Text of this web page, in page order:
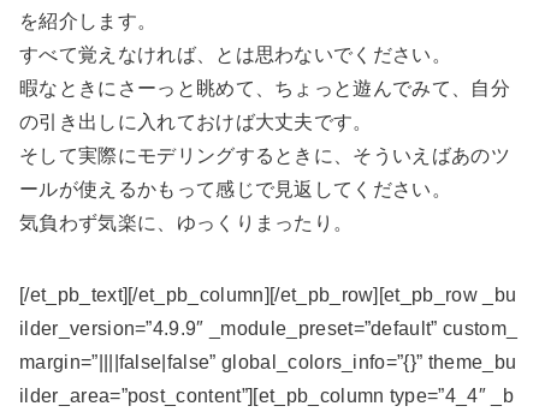
を紹介します。
すべて覚えなければ、とは思わないでください。
暇なときにさーっと眺めて、ちょっと遊んでみて、自分
の引き出しに入れておけば大丈夫です。
そして実際にモデリングするときに、そういえばあのツ
ールが使えるかもって感じで見返してください。
気負わず気楽に、ゆっくりまったり。
[/et_pb_text][/et_pb_column][/et_pb_row][et_pb_row _bu
ilder_version=”4.9.9″ _module_preset=”default” custom_
margin=”||||false|false” global_colors_info=”{}” theme_bu
ilder_area=”post_content”][et_pb_column type=”4_4″ _b